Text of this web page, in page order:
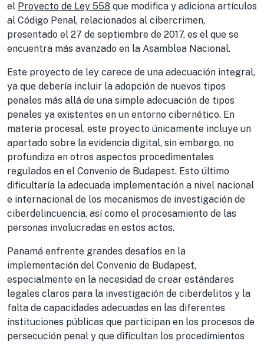
el Proyecto de Ley 558 que modifica y adiciona artículos
al Código Penal, relacionados al cibercrimen,
presentado el 27 de septiembre de 2017, es el que se
encuentra más avanzado en la Asamblea Nacional.
Este proyecto de ley carece de una adecuación integral,
ya que debería incluir la adopción de nuevos tipos
penales más allá de una simple adecuación de tipos
penales ya existentes en un entorno cibernético. En
materia procesal, este proyecto únicamente incluye un
apartado sobre la evidencia digital, sin embargo, no
profundiza en otros aspectos procedimentales
regulados en el Convenio de Budapest. Esto último
dificultaría la adecuada implementación a nivel nacional
e internacional de los mecanismos de investigación de
ciberdelincuencia, así como el procesamiento de las
personas involucradas en estos actos.
Panamá enfrente grandes desafíos en la
implementación del Convenio de Budapest,
especialmente en la necesidad de crear estándares
legales claros para la investigación de ciberdelitos y la
falta de capacidades adecuadas en las diferentes
instituciones públicas que participan en los procesos de
persecución penal y que dificultan los procedimientos